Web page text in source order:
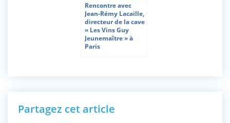
Rencontre avec
Jean-Rémy Lacaille,
directeur de la cave
« Les Vins Guy
Jeunemaître » à
Paris
Partagez cet article